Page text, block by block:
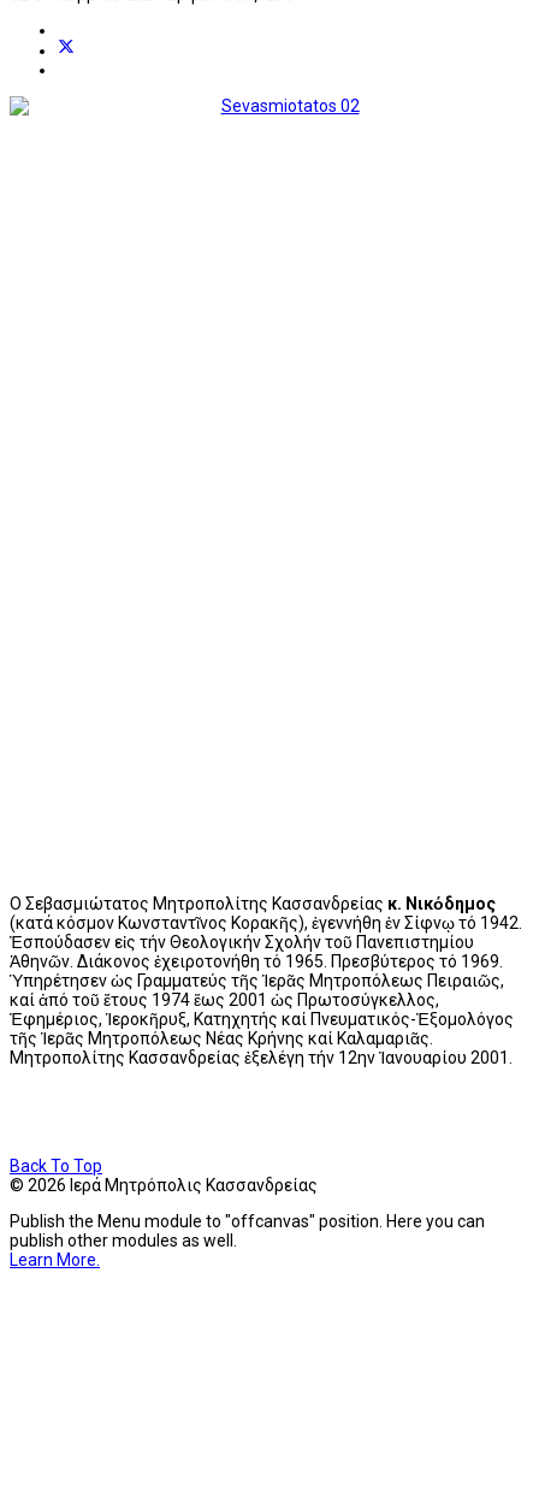
Ο Σεβασμιώτατος Μητροπολίτης Κασσανδρείας κ. Νικόδημος
(κατά κόσμον Κωνσταντῖνος Κορακῆς), ἐγεννήθη ἐν Σίφνῳ τό 1942.
Ἐσπούδασεν εἰς τήν Θεολογικήν Σχολήν τοῦ Πανεπιστημίου
Ἀθηνῶν. Διάκονος ἐχειροτονήθη τό 1965. Πρεσβύτερος τό 1969.
Ὑπηρέτησεν ὡς Γραμματεύς τῆς Ἱερᾶς Μητροπόλεως Πειραιῶς,
καί ἀπό τοῦ ἔτους 1974 ἕως 2001 ὡς Πρωτοσύγκελλος,
Ἐφημέριος, Ἱεροκῆρυξ, Κατηχητής καί Πνευματικός-Ἐξομολόγος
τῆς Ἱερᾶς Μητροπόλεως Νέας Κρήνης καί Καλαμαριᾶς.
Μητροπολίτης Κασσανδρείας ἐξελέγη τήν 12ην Ἰανουαρίου 2001.
Back To Top
© 2026 Ιερά Μητρόπολις Κασσανδρείας
Publish the Menu module to "offcanvas" position. Here you can
publish other modules as well.
Learn More.